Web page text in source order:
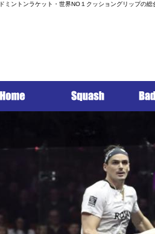
ミントンラケット・世界NO１クッショングリップの総